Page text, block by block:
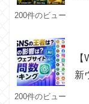
200件のビュー
新
200件のビュー